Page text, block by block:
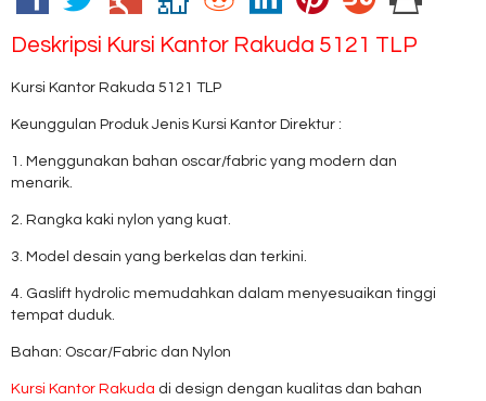
Deskripsi Kursi Kantor Rakuda 5121 TLP
Kursi Kantor Rakuda 5121 TLP
Keunggulan Produk Jenis Kursi Kantor Direktur :
1. Menggunakan bahan oscar/fabric yang modern dan
menarik.
2. Rangka kaki nylon yang kuat.
3. Model desain yang berkelas dan terkini.
4. Gaslift hydrolic memudahkan dalam menyesuaikan tinggi
tempat duduk.
Bahan: Oscar/Fabric dan Nylon
Kursi Kantor Rakuda di design dengan kualitas dan bahan